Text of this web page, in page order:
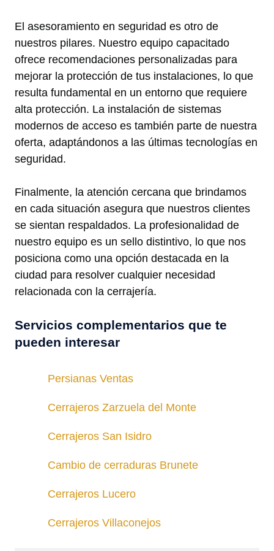
El asesoramiento en seguridad es otro de
nuestros pilares. Nuestro equipo capacitado
ofrece recomendaciones personalizadas para
mejorar la protección de tus instalaciones, lo que
resulta fundamental en un entorno que requiere
alta protección. La instalación de sistemas
modernos de acceso es también parte de nuestra
oferta, adaptándonos a las últimas tecnologías en
seguridad.
Finalmente, la atención cercana que brindamos
en cada situación asegura que nuestros clientes
se sientan respaldados. La profesionalidad de
nuestro equipo es un sello distintivo, lo que nos
posiciona como una opción destacada en la
ciudad para resolver cualquier necesidad
relacionada con la cerrajería.
Servicios complementarios que te
pueden interesar
Persianas Ventas
Cerrajeros Zarzuela del Monte
Cerrajeros San Isidro
Cambio de cerraduras Brunete
Cerrajeros Lucero
Cerrajeros Villaconejos